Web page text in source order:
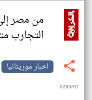
من مصر
التجارب
اخبار موريتانيا
AZ95RO